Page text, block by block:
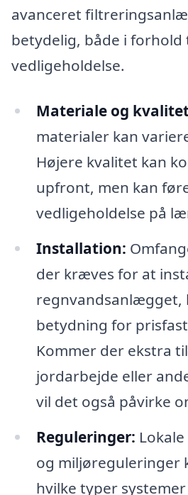
avanceret
betydelig, både i forhold
vedligeholdelse.
Materiale og
materialer kan
Højere kvalitet kan
upfront, men kan
vedligeholdelse på
Installation:
der kræves for at
regnvandsanlægget,
betydning for
Kommer der ekstra
jordarbejde eller
vil det også påvirke
Reguleringer:
og miljøreguleringer
hvilke typer